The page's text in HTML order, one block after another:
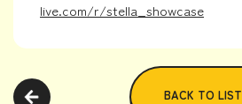
live.com/r/stella_showcase
BACK TO LIST